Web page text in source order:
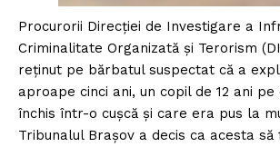
Procurorii Direcţiei de Investigare a
Criminalitate Organizată şi Terorism
reţinut pe bărbatul suspectat că a
aproape cinci ani, un copil de 12 ani
închis într-o cuşcă şi care era pus la
Tribunalul Braşov a decis ca acesta